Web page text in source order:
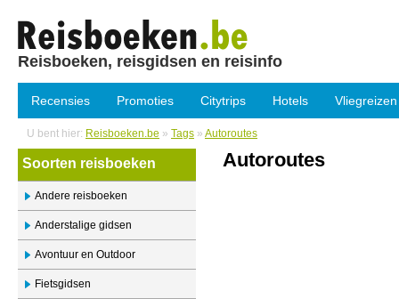
Reisboeken, reisgidsen en reisinfo
Recensies Promoties Citytrips Hotels Vliegreizen
U bent hier: Reisboeken.be » Tags » Autoroutes
Soorten reisboeken
Andere reisboeken
Anderstalige gidsen
Avontuur en Outdoor
Fietsgidsen
Autoroutes